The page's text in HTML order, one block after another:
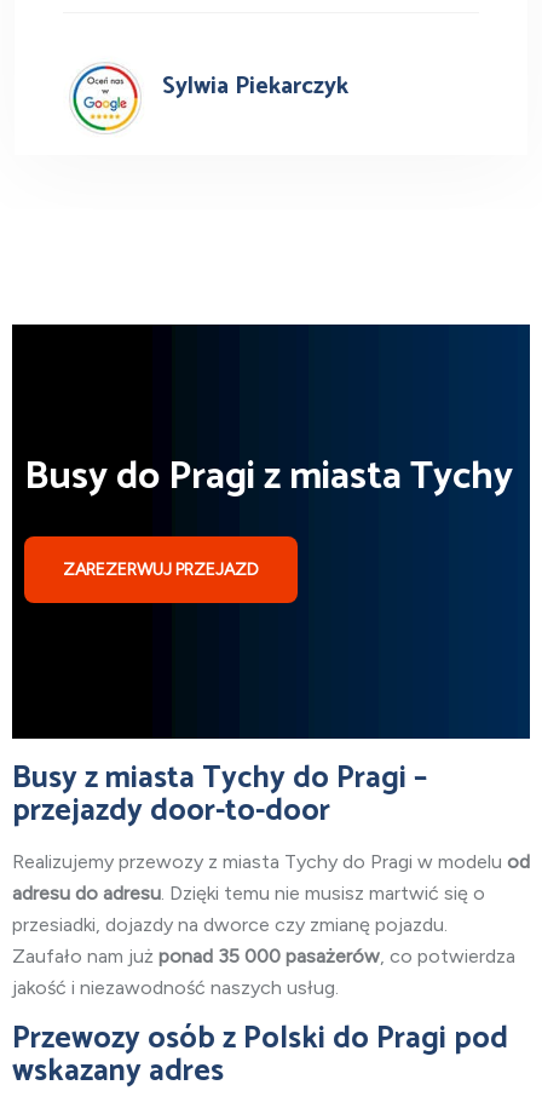
Sylwia Piekarczyk
Busy do Pragi z miasta Tychy
ZAREZERWUJ PRZEJAZD
Busy z miasta Tychy do Pragi –
przejazdy door-to-door
Realizujemy przewozy z miasta Tychy do Pragi w modelu od
adresu do adresu . Dzięki temu nie musisz martwić się o
przesiadki, dojazdy na dworce czy zmianę pojazdu.
Zaufało nam już ponad 35 000 pasażerów , co potwierdza
jakość i niezawodność naszych usług.
Przewozy osób z Polski do Pragi pod
wskazany adres